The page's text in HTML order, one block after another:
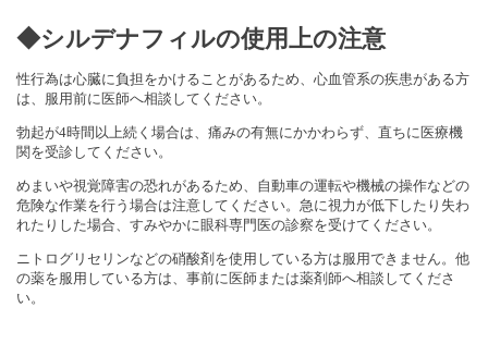
◆シルデナフィルの使用上の注意
性行為は心臓に負担をかけることがあるため、心血管系の疾患がある方
は、服用前に医師へ相談してください。
勃起が4時間以上続く場合は、痛みの有無にかかわらず、直ちに医療機
関を受診してください。
めまいや視覚障害の恐れがあるため、自動車の運転や機械の操作などの
危険な作業を行う場合は注意してください。急に視力が低下したり失わ
れたりした場合、すみやかに眼科専門医の診察を受けてください。
ニトログリセリンなどの硝酸剤を使用している方は服用できません。他
の薬を服用している方は、事前に医師または薬剤師へ相談してくださ
い。